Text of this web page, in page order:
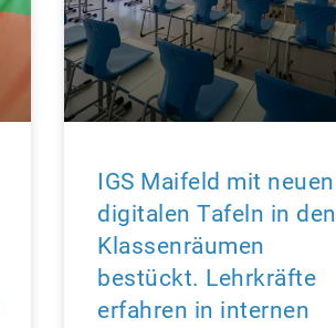
IGS Maifeld mit neuen
digitalen Tafeln in den
Klassenräumen
bestückt. Lehrkräfte
erfahren in internen